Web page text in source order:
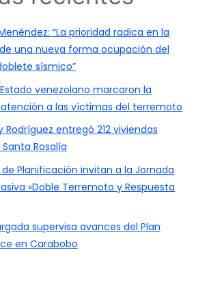
“La prioridad radica en la
una nueva forma ocupación del
sísmico”
venezolano marcaron la
a las víctimas del terremoto
Rodríguez entregó 212 viviendas
Rosalía
Planificación invitan a la Jornada
«Doble Terremoto y Respuesta
supervisa avances del Plan
en Carabobo